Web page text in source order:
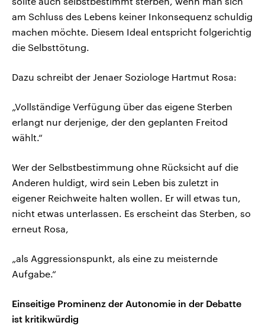
am Schluss des Lebens keiner Inkonsequenz schuldig
machen möchte. Diesem Ideal entspricht folgerichtig
die Selbsttötung.
Dazu schreibt der Jenaer Soziologe Hartmut Rosa:
„Vollständige Verfügung über das eigene Sterben
erlangt nur derjenige, der den geplanten Freitod
wählt.“
Wer der Selbstbestimmung ohne Rücksicht auf die
Anderen huldigt, wird sein Leben bis zuletzt in
eigener Reichweite halten wollen. Er will etwas tun,
nicht etwas unterlassen. Es erscheint das Sterben, so
erneut Rosa,
„als Aggressionspunkt, als eine zu meisternde
Aufgabe.“
Einseitige Prominenz der Autonomie in der Debatte
ist kritikwürdig